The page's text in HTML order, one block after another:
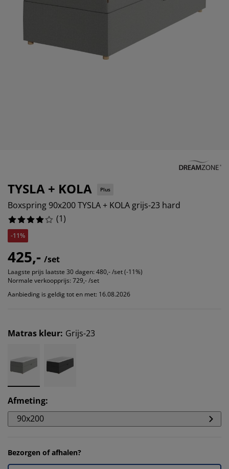
en accessoires
TYSLA + KOLA Plus
Boxspring 90x200 TYSLA + KOLA grijs-23 hard
(1)
-11%
425,- /set
Laagste prijs laatste 30 dagen: 480,- /set (-11%)
Normale verkoopprijs: 729,- /set
Aanbieding is geldig tot en met: 16.08.2026
Matras kleur: Grijs-23
Afmeting:
90x200
Bezorgen of afhalen?